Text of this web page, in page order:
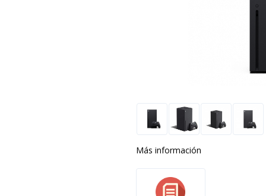
Más información